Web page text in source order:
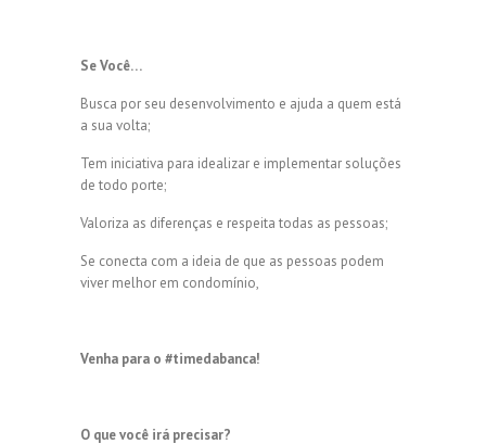
Se Você…
Busca por seu desenvolvimento e ajuda a quem está
a sua volta;
Tem iniciativa para idealizar e implementar soluções
de todo porte;
Valoriza as diferenças e respeita todas as pessoas;
Se conecta com a ideia de que as pessoas podem
viver melhor em condomínio,
Venha para o #timedabanca!
O que você irá precisar?